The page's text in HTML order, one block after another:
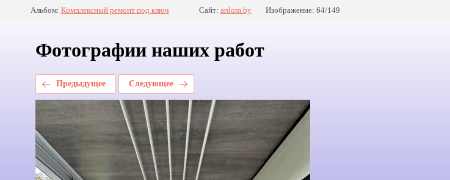
Альбом: Комплексный ремонт под ключ Сайт: ardom.by Изображение: 64/149
Фотографии наших работ
Предыдущее Следующее